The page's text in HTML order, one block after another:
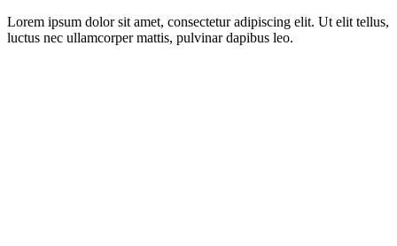
Lorem ipsum dolor sit amet, consectetur adipiscing elit. Ut elit tellus,
luctus nec ullamcorper mattis, pulvinar dapibus leo.